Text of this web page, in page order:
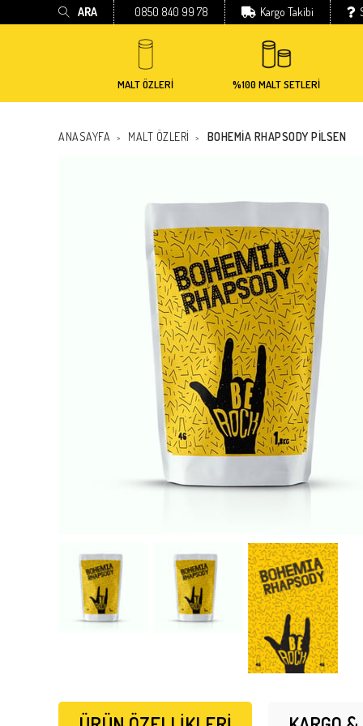
ARA 0850 840 99 78 Kargo Takibi
MALT ÖZLERİ %100 MALT SETLERİ
ANASAYFA > MALT ÖZLERİ > BOHEMIA RHAPSODY PILSEN